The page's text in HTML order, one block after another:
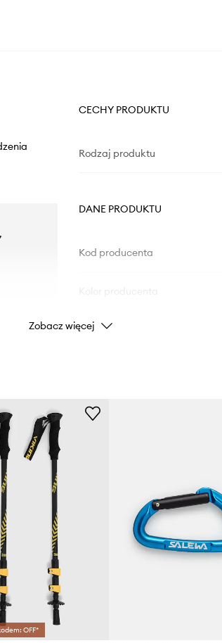
CECHY PRODUKTU
Rodzaj produktu
DANE PRODUKTU
Kod producenta
Kolor
ID Produktu
Zobacz więcej
OFF*